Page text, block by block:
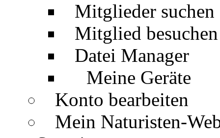
Mitglieder suchen
Mitglied besuchen
Datei Manager
Meine Geräte
Konto bearbeiten
Mein Naturisten-